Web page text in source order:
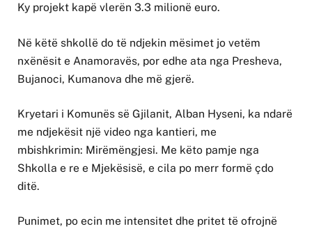
Ky projekt kapë vlerën 3.3 milionë euro.
Në këtë shkollë do të ndjekin mësimet jo vetëm
nxënësit e Anamoravës, por edhe ata nga Presheva,
Bujanoci, Kumanova dhe më gjerë.
Kryetari i Komunës së Gjilanit, Alban Hyseni, ka ndarë
me ndjekësit një video nga kantieri, me
mbishkrimin: Mirëmëngjesi. Me këto pamje nga
Shkolla e re e Mjekësisë, e cila po merr formë çdo
ditë.
Punimet, po ecin me intensitet dhe pritet të ofrojnë